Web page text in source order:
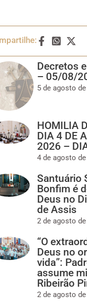
Decretos
– 05/08/
5 de agosto
HOMILIA
DIA 4 DE
2026 –
4 de agosto
Santuário
Bonfim é
Deus no
de Assis
2 de agosto
“O
Deus no
vida”:
assume
Ribeirão
2 de agosto